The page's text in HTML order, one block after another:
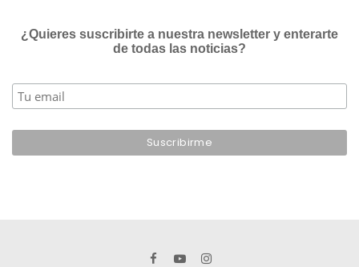
¿Quieres suscribirte a nuestra newsletter y enterarte
de todas las noticias?